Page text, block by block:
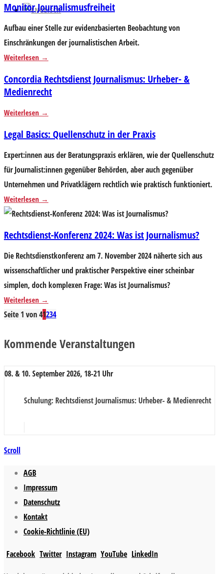
Monitor Journalismusfreiheit
Aufbau einer Stelle zur evidenzbasierten Beobachtung von
Einschränkungen der journalistischen Arbeit.
Weiterlesen
Concordia Rechtsdienst Journalismus: Urheber- &
Medienrecht
Weiterlesen
Legal Basics: Quellenschutz in der Praxis
Expert:innen aus der Beratungspraxis erklären, wie der Quellenschutz
für Journalist:innen gegenüber Behörden, aber auch gegenüber
Unternehmen und Privatklägern rechtlich wie praktisch funktioniert.
Weiterlesen
Rechtsdienst-Konferenz 2024: Was ist Journalismus?
Die Rechtsdienstkonferenz am 7. November 2024 näherte sich aus
wissenschaftlicher und praktischer Perspektive einer scheinbar
simplen, doch komplexen Frage: Was ist Journalismus?
Weiterlesen
Seite 1 von 41234
Kommende Veranstaltungen
08. & 10. September 2026, 18-21 Uhr
Schulung: Rechtsdienst Journalismus: Urheber- & Medienrecht
Scroll
AGB
Impressum
Datenschutz
Kontakt
Cookie-Richtlinie (EU)
Facebook Twitter Instagram YouTube LinkedIn